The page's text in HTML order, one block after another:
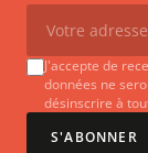
J'accepte de
données ne
désinscrire à
S'ABONNER